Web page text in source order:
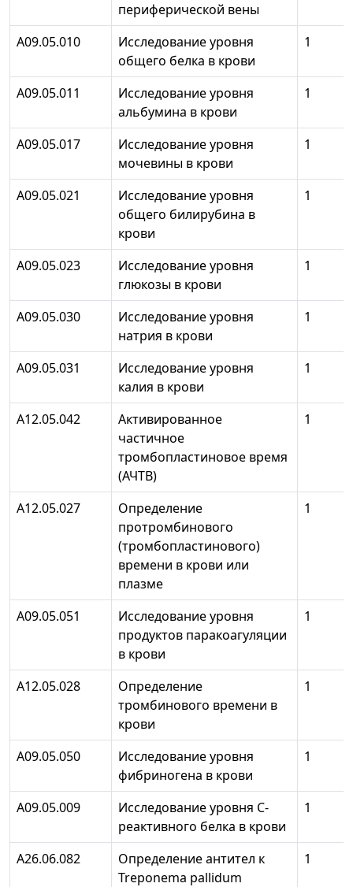
периферической вены
А09.05.010
Исследование уровня
общего белка в крови
1
А09.05.011
Исследование уровня
альбумина в крови
1
А09.05.017
Исследование уровня
мочевины в крови
1
А09.05.021
Исследование уровня
общего билирубина в
крови
1
А09.05.023
Исследование уровня
глюкозы в крови
1
А09.05.030
Исследование уровня
натрия в крови
1
А09.05.031
Исследование уровня
калия в крови
1
А12.05.042
Активированное
частичное
тромбопластиновое время
(АЧТВ)
1
А12.05.027
Определение
протромбинового
(тромбопластинового)
времени в крови или
плазме
1
А09.05.051
Исследование уровня
продуктов паракоагуляции
в крови
1
А12.05.028
Определение
тромбинового времени в
крови
1
А09.05.050
Исследование уровня
фибриногена в крови
1
А09.05.009
Исследование уровня С-
реактивного белка в крови
1
А26.06.082
Определение антител к
Treponema pallidum
1